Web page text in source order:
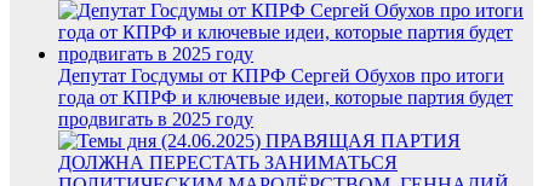
Депутат Госдумы от КПРФ Сергей Обухов про итоги
года от КПРФ и ключевые идеи, которые партия будет
продвигать в 2025 году